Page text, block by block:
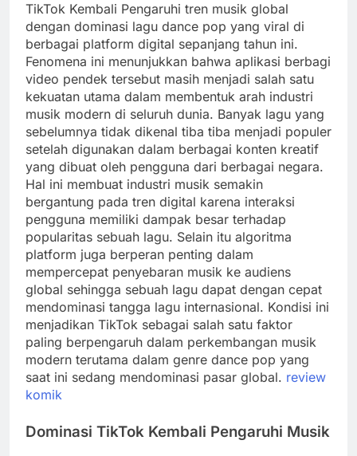
TikTok Kembali Pengaruhi tren musik global
dengan dominasi lagu dance pop yang viral di
berbagai platform digital sepanjang tahun ini.
Fenomena ini menunjukkan bahwa aplikasi berbagi
video pendek tersebut masih menjadi salah satu
kekuatan utama dalam membentuk arah industri
musik modern di seluruh dunia. Banyak lagu yang
sebelumnya tidak dikenal tiba tiba menjadi populer
setelah digunakan dalam berbagai konten kreatif
yang dibuat oleh pengguna dari berbagai negara.
Hal ini membuat industri musik semakin
bergantung pada tren digital karena interaksi
pengguna memiliki dampak besar terhadap
popularitas sebuah lagu. Selain itu algoritma
platform juga berperan penting dalam
mempercepat penyebaran musik ke audiens
global sehingga sebuah lagu dapat dengan cepat
mendominasi tangga lagu internasional. Kondisi ini
menjadikan TikTok sebagai salah satu faktor
paling berpengaruh dalam perkembangan musik
modern terutama dalam genre dance pop yang
saat ini sedang mendominasi pasar global. review
komik
Dominasi TikTok Kembali Pengaruhi Musik